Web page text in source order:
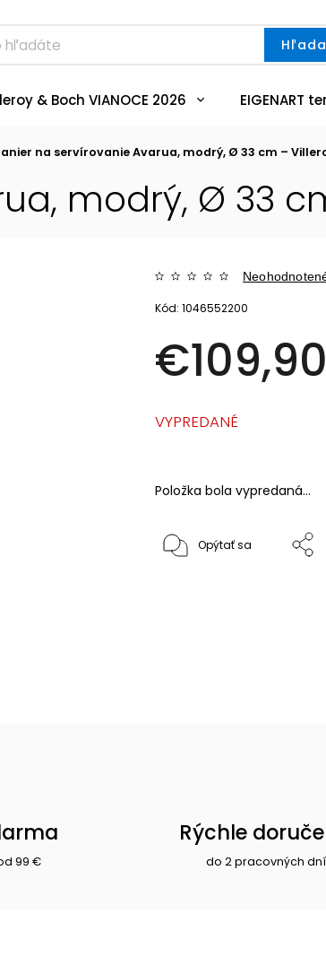
& Boch VIANOCE 2026 EIGENART
na servírovanie Avarua, modrý, Ø 33 cm –
modrý, Ø 33
€109,90
Kód: 1046552200
Položka bola vypredaná…
VYPREDANÉ
Opýtať sa
99 €
Rýchle
do 2 pracovných dní